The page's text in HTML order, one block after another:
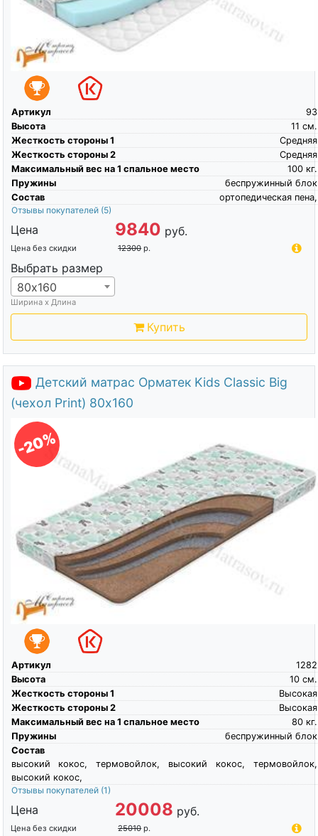
Артикул
93
Высота
см.
11
Жесткость стороны 1
Средняя
Жесткость стороны 2
Средняя
Максимальный вес на 1 спальное место
кг.
100
Пружины
беспружинный блок
Состав
ортопедическая пена,
Отзывы покупателей (5)
Цена 9840 руб.
Цена без скидки 12300 р.
Выбрать размер
80х160
Ширина х Длина
Купить
Детский матрас Орматек Kids Classic Big
(чехол Print) 80х160
-20%
Артикул
1282
Высота
см.
10
Жесткость стороны 1
Высокая
Жесткость стороны 2
Высокая
Максимальный вес на 1 спальное место
кг.
80
Пружины
беспружинный блок
Состав
высокий кокос, термовойлок, высокий кокос, термовойлок,
высокий кокос,
Отзывы покупателей (1)
Цена 20008 руб.
Цена без скидки 25010 р.